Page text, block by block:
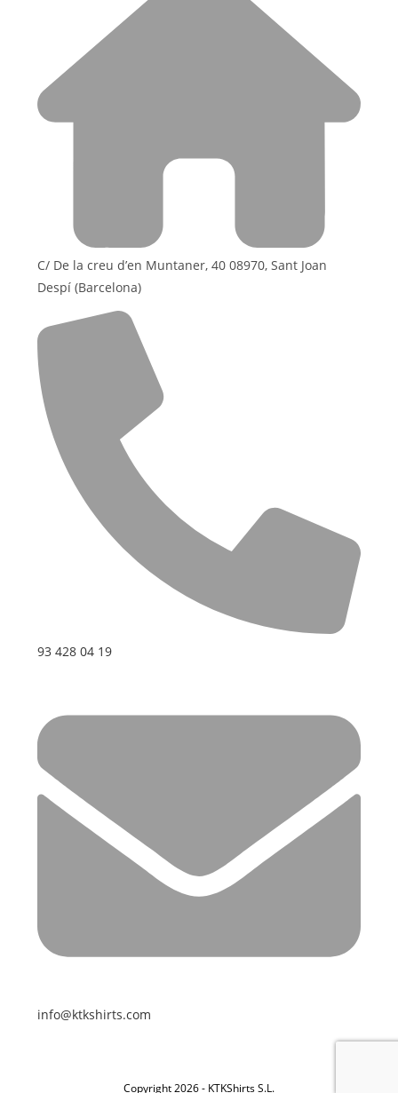
C/ De la creu d’en Muntaner, 40 08970, Sant Joan
Despí (Barcelona)
93 428 04 19
info@ktkshirts.com
Copyright 2026 - KTKShirts S.L.